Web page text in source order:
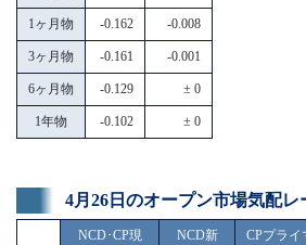
1ヶ月物 -0.162 -0.008
3ヶ月物 -0.161 -0.001
6ヶ月物 -0.129 ± 0
1年物 -0.102 ± 0
4月26日のオープン市場気配
NCD･CP現
NCD新
CPプライ